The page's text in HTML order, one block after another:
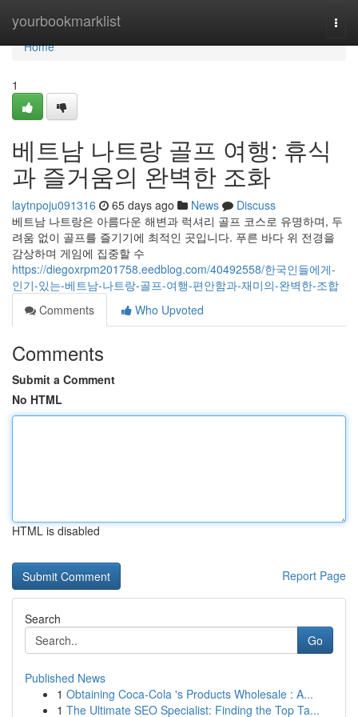
yourbookmarklist
Home
Home
1
베트남 나트랑 골프 여행: 휴식
과 즐거움의 완벽한 조화
laytnpoju091316 65 days ago News
Discuss
베트남 나트랑은 아름다운 해변과 럭셔리 골프 코스로 유명하며, 두
려움 없이 골프를 즐기기에 최적인 곳입니다. 푸른 바다 위 전경을
감상하며 게임에 집중할 수
https://diegoxrpm201758.eedblog.com/40492558/한국인들에게-
인기-있는-베트남-나트랑-골프-여행-편안함과-재미의-완벽한-조합
Comments
Who Upvoted
Comments
Submit a Comment
No HTML
HTML is disabled
Report Page
Search
Go
Published News
1 Obtaining Coca-Cola 's Products Wholesale : A...
1 The Ultimate SEO Specialist: Finding the Top Ta...